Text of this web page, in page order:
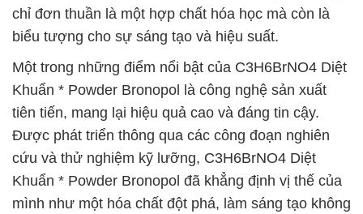
chỉ đơn thuần là một hợp chất hóa học mà còn là
biểu tượng cho sự sáng tạo và hiệu suất.
Một trong những điểm nổi bật của C3H6BrNO4 Diệt
Khuẩn * Powder Bronopol là công nghệ sản xuất
tiên tiến, mang lại hiệu quả cao và đáng tin cậy.
Được phát triển thông qua các công đoạn nghiên
cứu và thử nghiệm kỹ lưỡng, C3H6BrNO4 Diệt
Khuẩn * Powder Bronopol đã khẳng định vị thế của
mình như một hóa chất đột phá, làm sáng tạo không